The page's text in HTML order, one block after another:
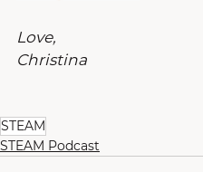
Love,
Christina
STEAM
STEAM Podcast